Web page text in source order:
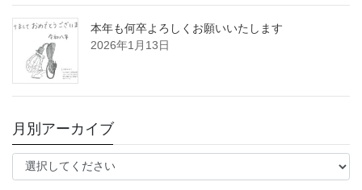
本年も何卒よろしくお願いいたします
2026年1月13日
月別アーカイブ